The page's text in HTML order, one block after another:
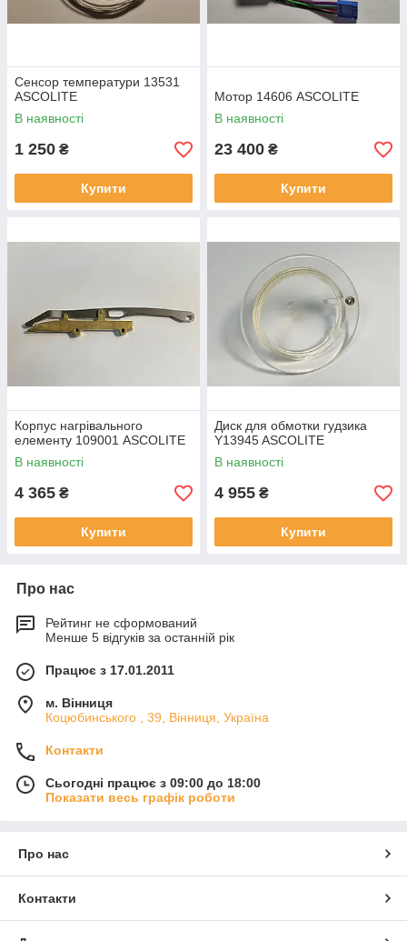
Сенсор температури 13531
ASCOLITE
В наявності
1 250 ₴
Купити
Мотор 14606 ASCOLITE
В наявності
23 400 ₴
Купити
Корпус нагрівального
елементу 109001 ASCOLITE
В наявності
4 365 ₴
Купити
Диск для обмотки гудзика
Y13945 ASCOLITE
В наявності
4 955 ₴
Купити
Про нас
Рейтинг не сформований
Менше 5 відгуків за останній рік
Працює з 17.01.2011
м. Вінниця
Коцюбинського , 39, Вінниця, Україна
Контакти
Сьогодні працює з 09:00 до 18:00
Показати весь графік роботи
Про нас
Контакти